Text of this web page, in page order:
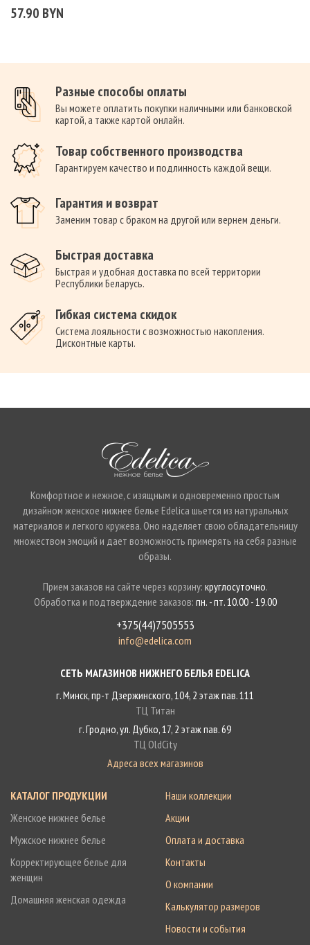
57.90 BYN
Разные способы оплаты
Вы можете оплатить покупки наличными или банковской
картой, а также картой онлайн.
Товар собственного производства
Гарантируем качество и подлинность каждой вещи.
Гарантия и возврат
Заменим товар с браком на другой или вернем деньги.
Быстрая доставка
Быстрая и удобная доставка по всей территории
Республики Беларусь.
Гибкая система скидок
Система лояльности с возможностью накопления.
Дисконтные карты.
Комфортное и нежное, с изящным и одновременно простым
дизайном женское нижнее белье Edelica шьется из натуральных
материалов и легкого кружева. Оно наделяет свою обладательницу
множеством эмоций и дает возможность примерять на себя разные
образы.
Прием заказов на сайте через корзину: круглосуточно.
Обработка и подтверждение заказов: пн. - пт. 10.00 - 19.00
+375(44)7505553
info@edelica.com
СЕТЬ МАГАЗИНОВ НИЖНЕГО БЕЛЬЯ EDELICA
г. Минск, пр-т Дзержинского, 104, 2 этаж пав. 111
ТЦ Титан
г. Гродно, ул. Дубко, 17, 2 этаж пав. 69
ТЦ OldCity
Адреса всех магазинов
КАТАЛОГ ПРОДУКЦИИ
Женское нижнее белье
Мужское нижнее белье
Корректирующее белье для
женщин
Домашняя женская одежда
Наши коллекции
Акции
Оплата и доставка
Контакты
О компании
Калькулятор размеров
Новости и события